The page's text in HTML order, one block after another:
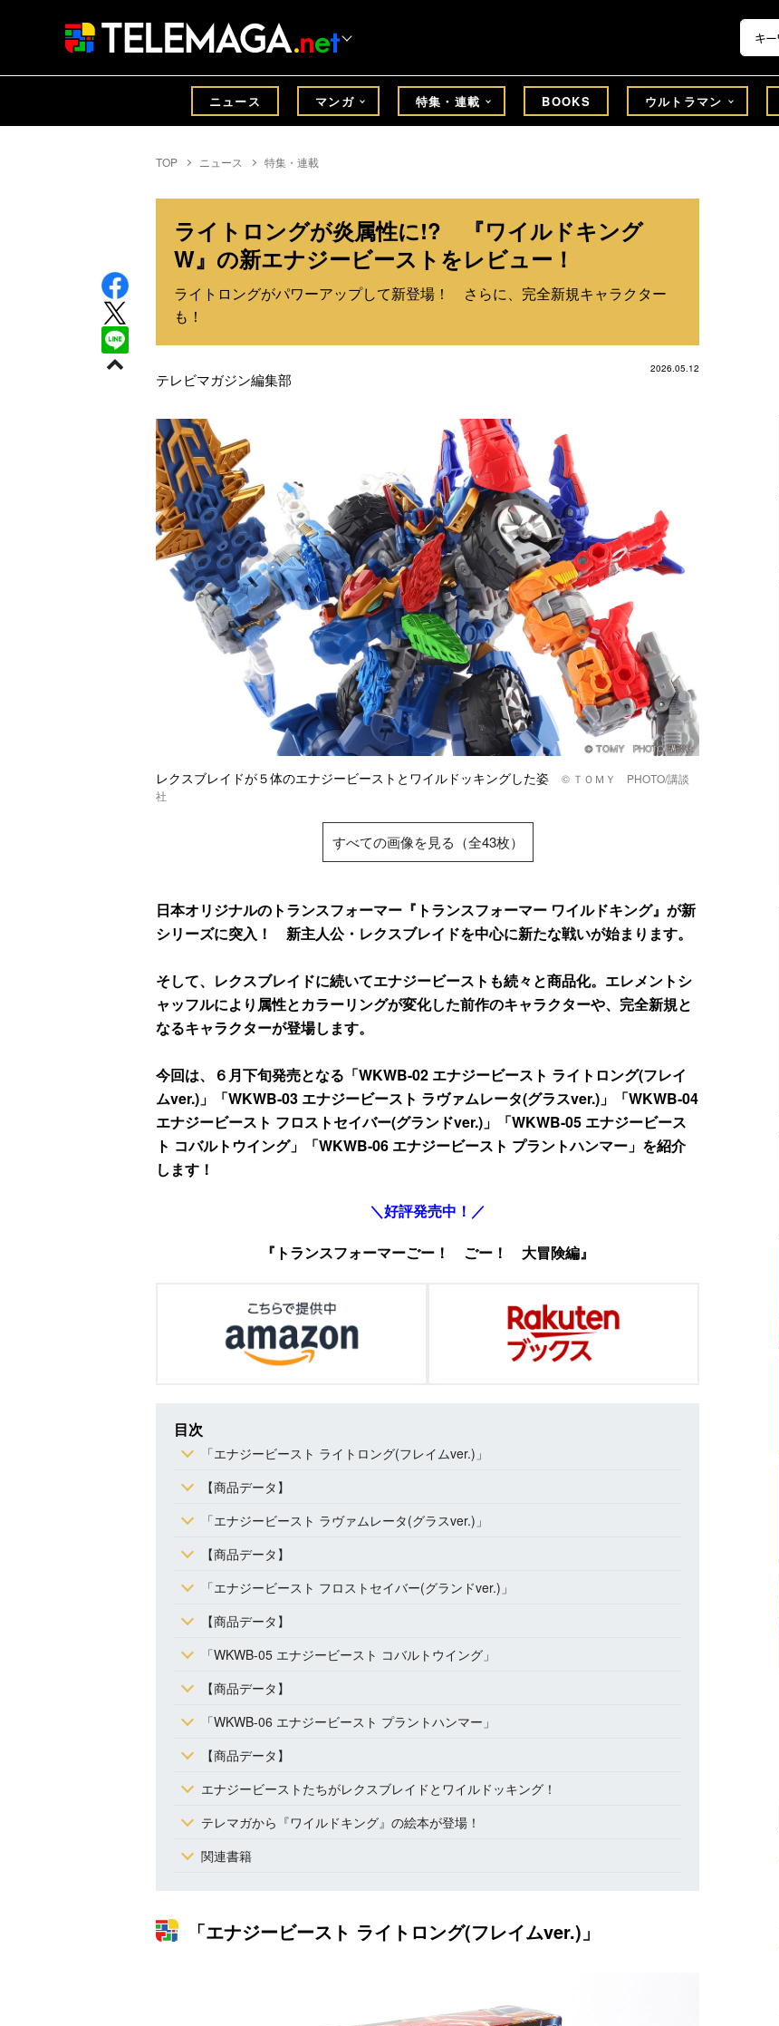
ニュース マンガ 特集・連載 BOOKS ウルトラマン
TOP ニュース 特集・連載
ライトロングが炎属性に!? 『ワイルドキング
W』の新エナジービーストをレビュー！
ライトロングがパワーアップして新登場！ さらに、完全新規キャラクター
も！
2026.05.12
テレビマガジン編集部
レクスブレイドが５体のエナジービーストとワイルドッキングした姿 © ＴＯＭＹ PHOTO/講談
社
すべての画像を見る（全43枚）
日本オリジナルのトランスフォーマー『トランスフォーマー ワイルドキング』が新
シリーズに突入！ 新主人公・レクスブレイドを中心に新たな戦いが始まります。
そして、レクスブレイドに続いてエナジービーストも続々と商品化。エレメントシ
ャッフルにより属性とカラーリングが変化した前作のキャラクターや、完全新規と
なるキャラクターが登場します。
今回は、６月下旬発売となる「WKWB-02 エナジービースト ライトロング(フレイ
ムver.)」「WKWB-03 エナジービースト ラヴァムレータ(グラスver.)」「WKWB-04
エナジービースト フロストセイバー(グランドver.)」「WKWB-05 エナジービース
ト コバルトウイング」「WKWB-06 エナジービースト プラントハンマー」を紹介
します！
＼好評発売中！／
『トランスフォーマーごー！ ごー！ 大冒険編』
目次
「エナジービースト ライトロング(フレイムver.)」
【商品データ】
「エナジービースト ラヴァムレータ(グラスver.)」
【商品データ】
「エナジービースト フロストセイバー(グランドver.)」
【商品データ】
「WKWB-05 エナジービースト コバルトウイング」
【商品データ】
「WKWB-06 エナジービースト プラントハンマー」
【商品データ】
エナジービーストたちがレクスブレイドとワイルドッキング！
テレマガから『ワイルドキング』の絵本が登場！
関連書籍
「エナジービースト ライトロング(フレイムver.)」